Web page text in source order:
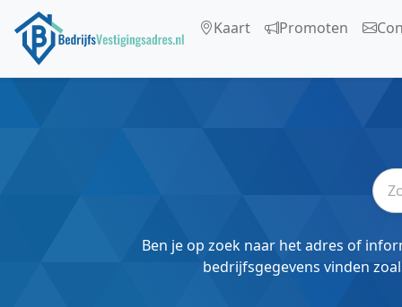
Kaart Promoten
Ben je op zoek naar het adres of
bedrijfsgegevens vinden